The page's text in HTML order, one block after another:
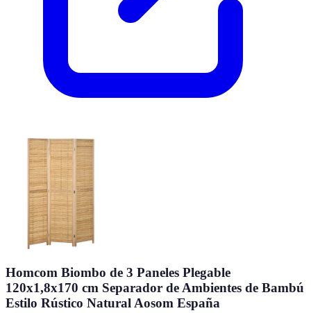
Homcom Biombo de 3 Paneles Plegable
120x1,8x170 cm Separador de Ambientes de Bambú
Estilo Rústico Natural Aosom España